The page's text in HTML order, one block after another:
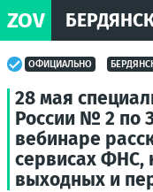
ZOV
ОФИЦИАЛЬНО
28 мая
России № 2 по
вебинаре
сервисах ФНС,
выходных и